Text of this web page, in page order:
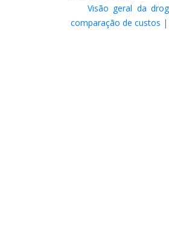
Visão geral da
comparação de custos |